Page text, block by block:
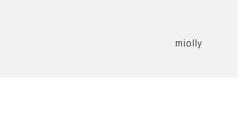
miolly